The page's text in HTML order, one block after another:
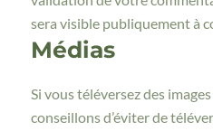
sera visible publiquement à
Médias
Si vous téléversez des
conseillons d’éviter de